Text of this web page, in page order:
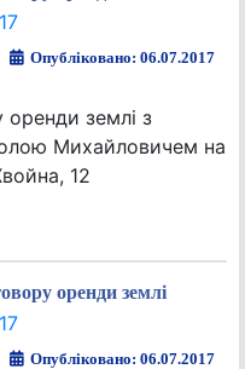
Опубліковано: 06.07.2017
оренди землі з
Михайловичем на
12
оренди землі
Опубліковано: 06.07.2017